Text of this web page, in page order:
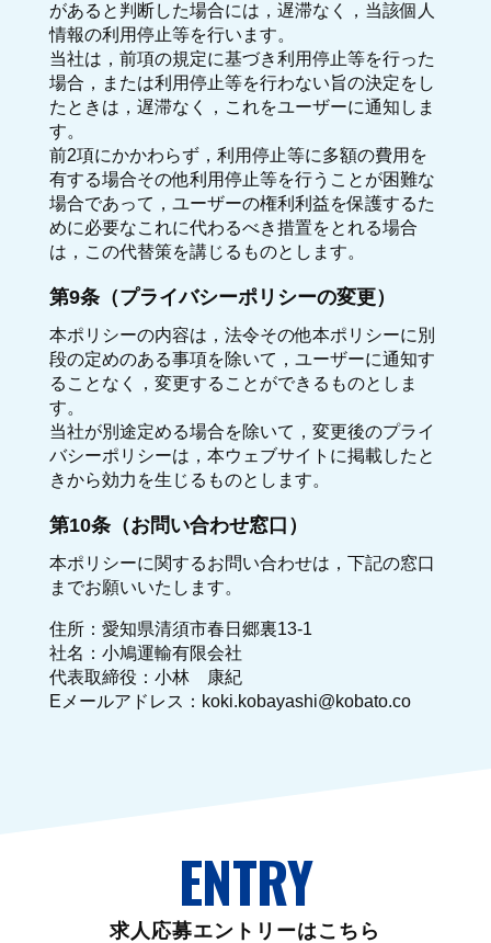
があると判断した場合には，遅滞なく，当該個人
情報の利用停止等を行います。
当社は，前項の規定に基づき利用停止等を行った
場合，または利用停止等を行わない旨の決定をし
たときは，遅滞なく，これをユーザーに通知しま
す。
前2項にかかわらず，利用停止等に多額の費用を
有する場合その他利用停止等を行うことが困難な
場合であって，ユーザーの権利利益を保護するた
めに必要なこれに代わるべき措置をとれる場合
は，この代替策を講じるものとします。
第9条（プライバシーポリシーの変更）
本ポリシーの内容は，法令その他本ポリシーに別
段の定めのある事項を除いて，ユーザーに通知す
ることなく，変更することができるものとしま
す。
当社が別途定める場合を除いて，変更後のプライ
バシーポリシーは，本ウェブサイトに掲載したと
きから効力を生じるものとします。
第10条（お問い合わせ窓口）
本ポリシーに関するお問い合わせは，下記の窓口
までお願いいたします。
住所：愛知県清須市春日郷裏13-1
社名：小鳩運輸有限会社
代表取締役：小林 康紀
Eメールアドレス：koki.kobayashi@kobato.co
ENTRY
求人応募エントリーはこちら